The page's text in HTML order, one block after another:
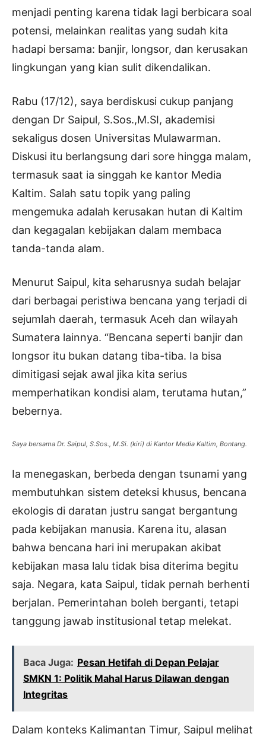
menjadi penting karena tidak lagi berbicara soal
potensi, melainkan realitas yang sudah kita
hadapi bersama: banjir, longsor, dan kerusakan
lingkungan yang kian sulit dikendalikan.
Rabu (17/12), saya berdiskusi cukup panjang
dengan Dr Saipul, S.Sos.,M.SI, akademisi
sekaligus dosen Universitas Mulawarman.
Diskusi itu berlangsung dari sore hingga malam,
termasuk saat ia singgah ke kantor Media
Kaltim. Salah satu topik yang paling
mengemuka adalah kerusakan hutan di Kaltim
dan kegagalan kebijakan dalam membaca
tanda-tanda alam.
Menurut Saipul, kita seharusnya sudah belajar
dari berbagai peristiwa bencana yang terjadi di
sejumlah daerah, termasuk Aceh dan wilayah
Sumatera lainnya. “Bencana seperti banjir dan
longsor itu bukan datang tiba-tiba. Ia bisa
dimitigasi sejak awal jika kita serius
memperhatikan kondisi alam, terutama hutan,”
bebernya.
Saya bersama Dr. Saipul, S.Sos., M.Si. (kiri) di Kantor Media Kaltim, Bontang.
Ia menegaskan, berbeda dengan tsunami yang
membutuhkan sistem deteksi khusus, bencana
ekologis di daratan justru sangat bergantung
pada kebijakan manusia. Karena itu, alasan
bahwa bencana hari ini merupakan akibat
kebijakan masa lalu tidak bisa diterima begitu
saja. Negara, kata Saipul, tidak pernah berhenti
berjalan. Pemerintahan boleh berganti, tetapi
tanggung jawab institusional tetap melekat.
Baca Juga: Pesan Hetifah di Depan Pelajar
SMKN 1: Politik Mahal Harus Dilawan dengan
Integritas
Dalam konteks Kalimantan Timur, Saipul melihat